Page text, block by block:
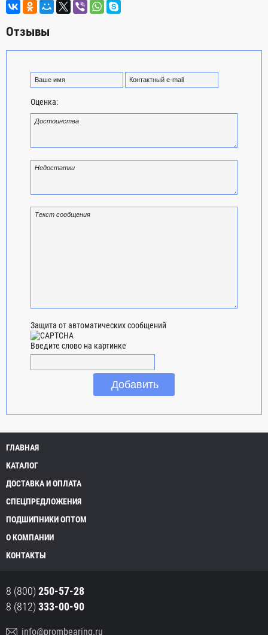
Отзывы
Оценка:
Защита от автоматических сообщений
Введите слово на картинке
ГЛАВНАЯ
КАТАЛОГ
ДОСТАВКА И ОПЛАТА
СПЕЦПРЕДЛОЖЕНИЯ
ПОДШИПНИКИ ОПТОМ
О КОМПАНИИ
КОНТАКТЫ
8 (800) 250-57-28
8 (812) 333-00-90
info@prombearing.ru